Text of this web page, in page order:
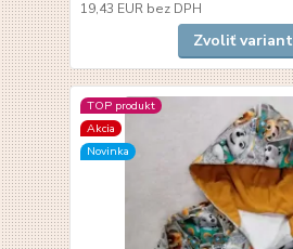
19,43 EUR bez DPH
Zvoliť variant
TOP produkt
Akcia
Novinka